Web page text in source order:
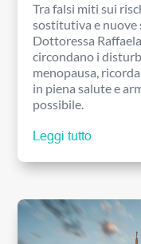
Tra falsi miti sui
sostitutiva e nuove
Dottoressa
circondano i
menopausa,
in piena salute e
possibile.
Leggi tutto